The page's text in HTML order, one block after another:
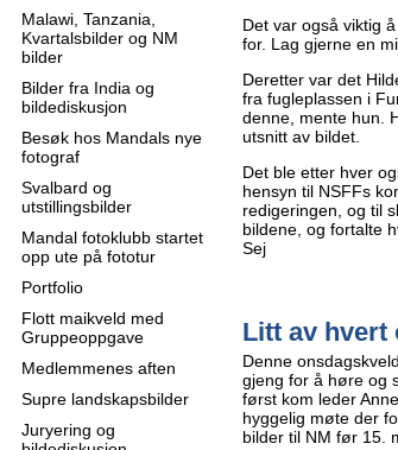
Malawi, Tanzania,
Kvartalsbilder og NM
bilder
Bilder fra India og
bildediskusjon
Besøk hos Mandals nye
fotograf
Svalbard og
utstillingsbilder
Mandal fotoklubb startet
opp ute på fototur
Portfolio
Flott maikveld med
Gruppeoppgave
Medlemmenes aften
Supre landskapsbilder
Juryering og
Det var også viktig
for. Lag gjerne en
Deretter var det
fra fugleplassen i
denne, mente hun.
utsnitt av bildet.
Det ble etter hver
hensyn til NSFFs
redigeringen, og til
bildene, og fortalte
Sej
Litt av hvert
Denne
gjeng for å høre og
først kom leder
hyggelig møte der
bilder til NM før 15.